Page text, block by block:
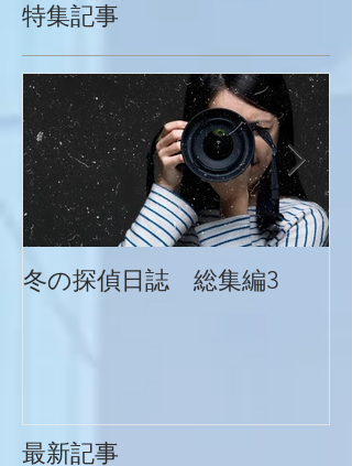
特集記事
冬の探偵日誌 総集編3
最新記事